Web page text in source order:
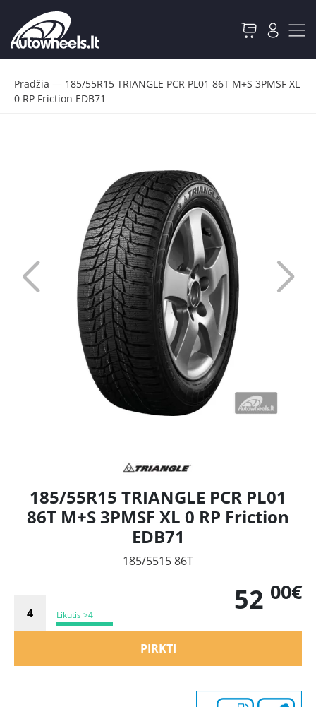
Pradžia — 185/55R15 TRIANGLE PCR PL01 86T M+S 3PMSF XL
0 RP Friction EDB71
185/55R15 TRIANGLE PCR PL01
86T M+S 3PMSF XL 0 RP Friction
EDB71
185/5515 86T
Likutis >4 52 00€
PIRKTI